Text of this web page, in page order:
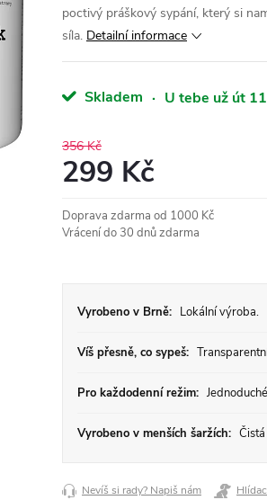
poctivý práškový sypání, který si
síla. Detailní informace
Skladem · U tebe už út
356 Kč
299 Kč
cena:
Doprava zdarma od 1000 Kč
Vrácení do 30 dnů zdarma
Vyrobeno v Brně: Lokální výroba.
Víš přesně, co sypeš:
Pro každodenní režim:
Vyrobeno v menších šaržích:
Nevíš si rady? Napiš nám